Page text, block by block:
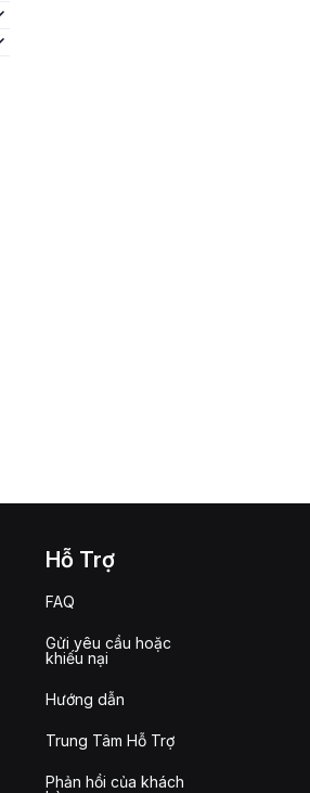
Hỗ Trợ
FAQ
Gửi yêu cầu hoặc
khiếu nại
Hướng dẫn
Trung Tâm Hỗ Trợ
Phản hồi của khách